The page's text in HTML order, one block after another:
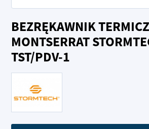
BEZRĘKAWNIK
MONTSERRAT
TST/PDV-1
na
początek
galerii